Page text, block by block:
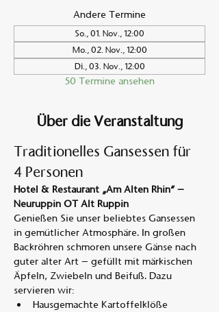
Andere Termine
So., 01. Nov., 12:00
Mo., 02. Nov., 12:00
Di., 03. Nov., 12:00
50 Termine ansehen
Über die Veranstaltung
Traditionelles Gansessen für
4 Personen
Hotel & Restaurant „Am Alten Rhin“ –
Neuruppin OT Alt Ruppin
Genießen Sie unser beliebtes Gansessen
in gemütlicher Atmosphäre. In großen
Backröhren schmoren unsere Gänse nach
guter alter Art – gefüllt mit märkischen
Äpfeln, Zwiebeln und Beifuß. Dazu
servieren wir:
Hausgemachte Kartoffelklöße